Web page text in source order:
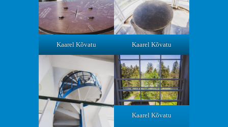
Kaarel Kõvatu Kaarel Kõvatu
Kaarel Kõvatu